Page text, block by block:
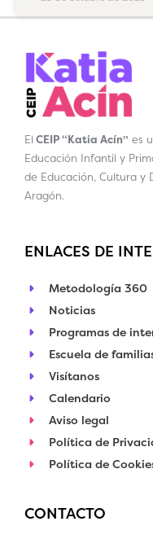
El CEIP “Katia Acín” es
Educación Infantil y
de Educación, Cultura y
Aragón.
ENLACES DE
Metodología 360
Noticias
Programas de
Escuela de
Visítanos
Calendario
Aviso legal
Política de
Política de
CONTACTO